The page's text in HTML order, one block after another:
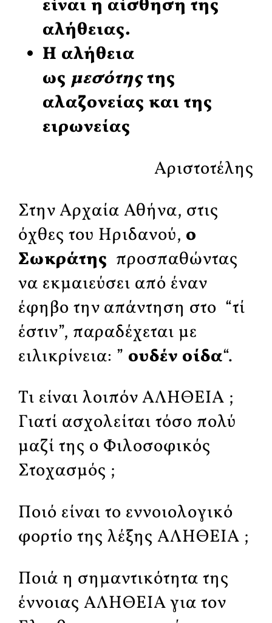
είναι η αίσθηση της
αλήθειας.
Η αλήθεια
ως μεσότηςτης
αλαζονείας και της
ειρωνείας
Αριστοτέλης
Στην Αρχαία Αθήνα, στις
όχθες του Ηριδανού, ο
Σωκράτης προσπαθώντας
να εκμαιεύσει από έναν
έφηβο την απάντηση στο “τί
έστιν”, παραδέχεται με
ειλικρίνεια: ” ουδέν οίδα“.
Τι είναι λοιπόν ΑΛΗΘΕΙΑ ;
Γιατί ασχολείται τόσο πολύ
μαζί της ο Φιλοσοφικός
Στοχασμός ;
Ποιό είναι το εννοιολογικό
φορτίο της λέξης ΑΛΗΘΕΙΑ ;
Ποιά η σημαντικότητα της
έννοιας ΑΛΗΘΕΙΑ για τον